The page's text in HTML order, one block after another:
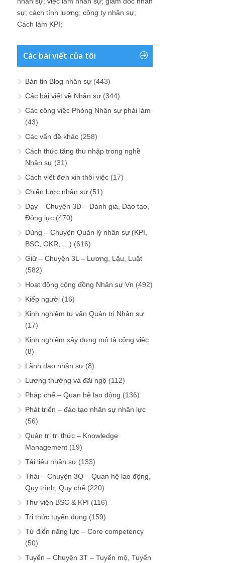
sự; cách tính lương; công ty nhân sự;
Cách làm KPI;
Các bài viết của tôi
Bản tin Blog nhân sự (443)
Các bài viết về Nhân sự (344)
Các công việc Phòng Nhân sự phải làm
(43)
Các vấn đề khác (258)
Cách thức tăng thu nhập trong nghề
Nhân sự (31)
Cách viết đơn xin thôi việc (17)
Chiến lược nhân sự (51)
Dạy – Chuyện 3Đ – Đánh giá, Đào tạo,
Động lực (470)
Dùng – Chuyện Quản lý nhân sự (KPI,
BSC, OKR, …) (616)
Giữ – Chuyện 3L – Lương, Lậu, Luật
(582)
Hoạt động cộng đồng Nhân sự Vn (492)
Kiếp người (16)
Kinh nghiệm tư vấn Quản trị Nhân sự
(17)
Kinh nghiệm xây dựng mô tả công việc
(8)
Lãnh đạo nhân sự (8)
Lương thưởng và đãi ngộ (112)
Pháp chế – Quan hệ lao động (136)
Phát triển – đào tạo nhân sự nhân lực
(56)
Quản trị tri thức – Knowledge
Management (19)
Tài liệu nhân sự (133)
Thải – Chuyện 3Q – Quan hệ lao động,
Quy trình, Quy chế (220)
Thư viện BSC & KPI (116)
Tri thức tuyển dụng (159)
Từ điển năng lực – Core competency
(50)
Tuyển – Chuyện 3T – Tuyển mộ, Tuyển